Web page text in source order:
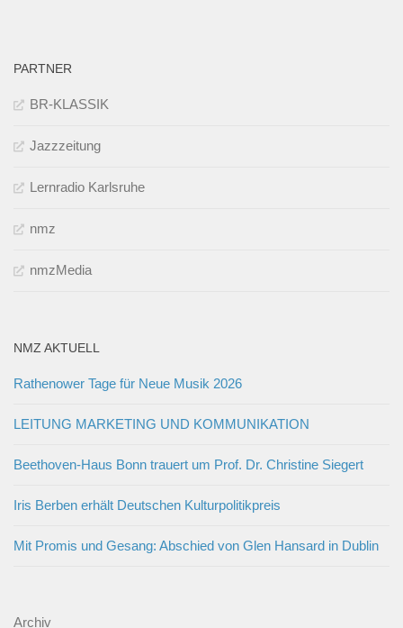
PARTNER
BR-KLASSIK
Jazzzeitung
Lernradio Karlsruhe
nmz
nmzMedia
NMZ AKTUELL
Rathenower Tage für Neue Musik 2026
LEITUNG MARKETING UND KOMMUNIKATION
Beethoven-Haus Bonn trauert um Prof. Dr. Christine Siegert
Iris Berben erhält Deutschen Kulturpolitikpreis
Mit Promis und Gesang: Abschied von Glen Hansard in Dublin
Archiv